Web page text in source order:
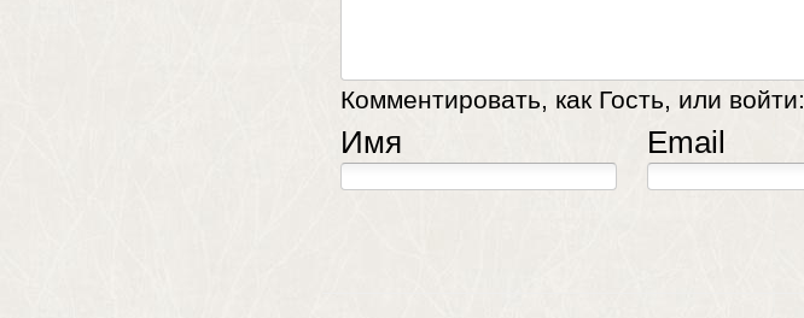
Комментировать, как Гость, или войти:
Имя Email